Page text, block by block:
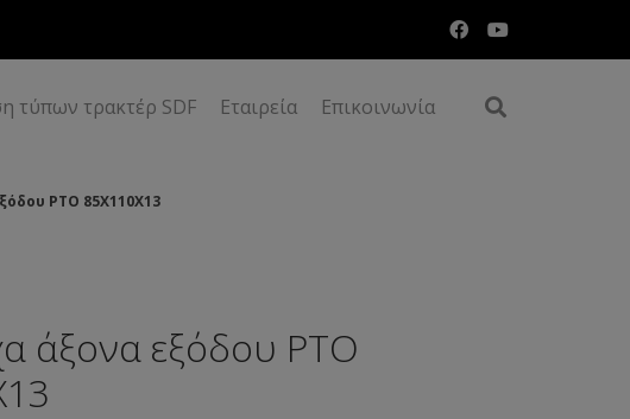
τύπων τρακτέρ SDF Εταιρεία Επικοινωνία
ΡΤΟ 85Χ110Χ13
άξονα εξόδου ΡΤΟ